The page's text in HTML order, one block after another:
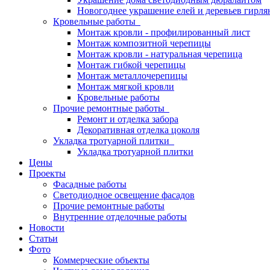
Новогоднее украшение елей и деревьев
Кровельные работы
Монтаж кровли - профилированный лист
Монтаж композитной черепицы
Монтаж кровли - натуральная черепица
Монтаж гибкой черепицы
Монтаж металлочерепицы
Монтаж мягкой кровли
Кровельные работы
Прочие ремонтные работы
Ремонт и отделка забора
Декоративная отделка цоколя
Укладка тротуарной плитки
Укладка тротуарной плитки
Цены
Проекты
Фасадные работы
Светодиодное освещение фасадов
Прочие ремонтные работы
Внутренние отделочные работы
Новости
Статьи
Фото
Коммерческие объекты